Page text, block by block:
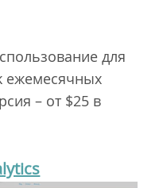
для
ежемесячных
– от $25 в